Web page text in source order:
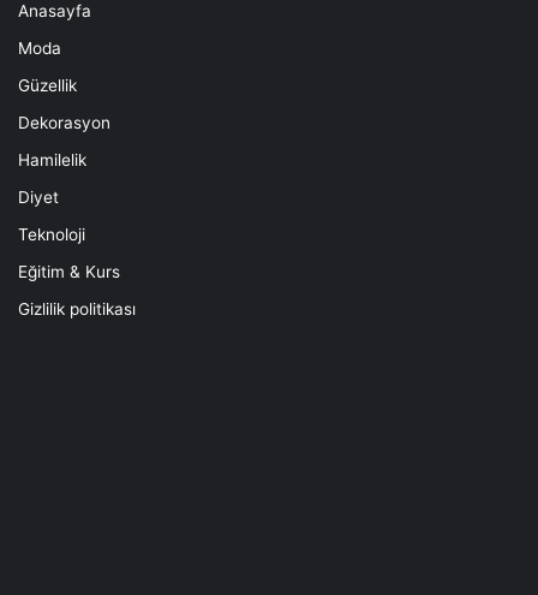
Anasayfa
Moda
Güzellik
Dekorasyon
Hamilelik
Diyet
Teknoloji
Eğitim & Kurs
Gizlilik politikası